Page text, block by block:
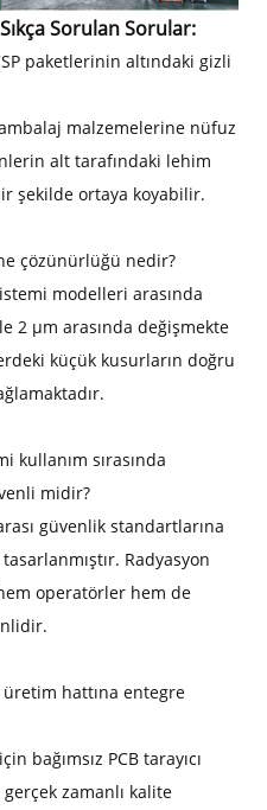
Sıkça Sorulan Sorular:
paketlerinin altındaki gizli
ambalaj malzemelerine nüfuz
alt tarafındaki lehim
şekilde ortaya koyabilir.
çözünürlüğü nedir?
modelleri arasında
2 μm arasında değişmekte
küçük kusurların doğru
kullanım sırasında
midir?
güvenlik standartlarına
Radyasyon
operatörler hem de
üretim hattına entegre
bağımsız PCB tarayıcı
zamanlı kalite